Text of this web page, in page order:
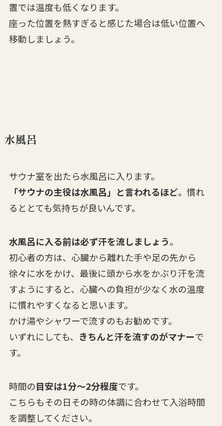
置では温度も低くなります。
座った位置を熱すぎると感じた場合は低い位置へ
移動しましょう。
水風呂
サウナ室を出たら水風呂に入ります。
「サウナの主役は水風呂」と言われるほど。慣れ
るととても気持ちが良いんです。
水風呂に入る前は必ず汗を流しましょう。
初心者の方は、心臓から離れた手や足の先から
徐々に水をかけ、最後に頭から水をかぶり汗を流
すようにすると、心臓への負担が少なく水の温度
に慣れやすくなると思います。
かけ湯やシャワーで流すのもお勧めです。
いずれにしても、 きちんと汗を流すのがマナーで
す。
時間の目安は1分〜2分程度です。
こちらもその日その時の体調に合わせて入浴時間
を調整してください。